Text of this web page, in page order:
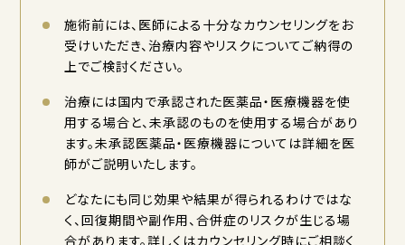
施術前には、医師による十分なカウンセリングをお
受けいただき、治療内容やリスクについてご納得の
上でご検討ください。
治療には国内で承認された医薬品・医療機器を使
用する場合と、未承認のものを使用する場合があり
ます。未承認医薬品・医療機器については詳細を医
師がご説明いたします。
どなたにも同じ効果や結果が得られるわけではな
く、回復期間や副作用、合併症のリスクが生じる場
合があります。詳しくはカウンセリング時にご相談く